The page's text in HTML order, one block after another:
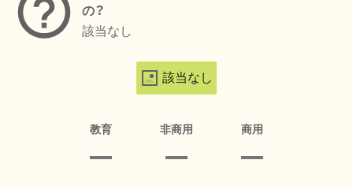
の？
該当なし
該当なし
教育 非商用 商用